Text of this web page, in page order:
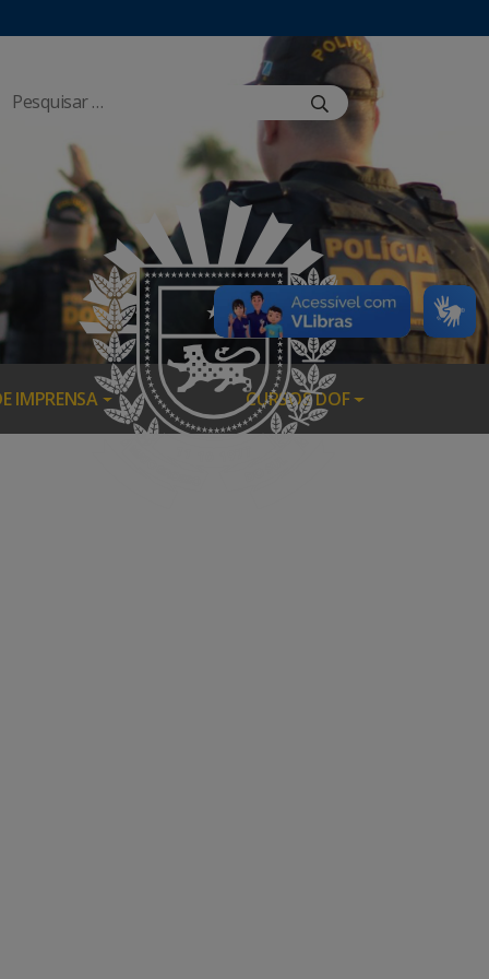
IMPRENSA CURSOS DOF